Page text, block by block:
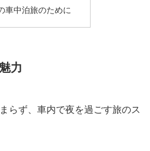
車中泊旅のために
力
らず、車内で夜を過ごす旅のス